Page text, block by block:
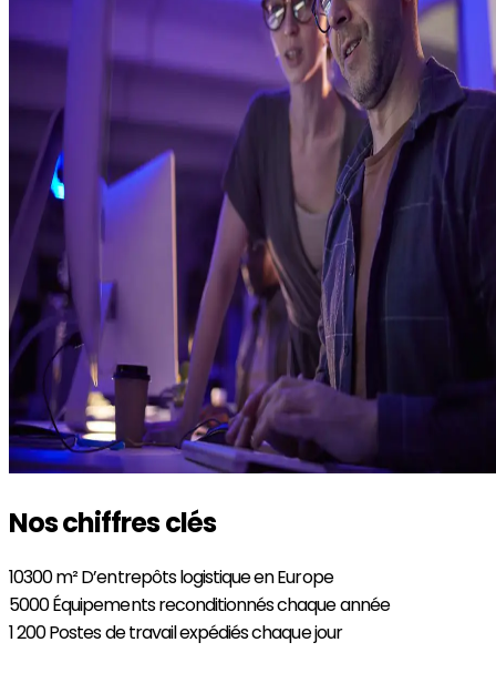
Nos chiffres clés
10300 m²D’entrepôts logistique en Europe
5000Équipements reconditionnés chaque année
1 200Postes de travail expédiés chaque jour